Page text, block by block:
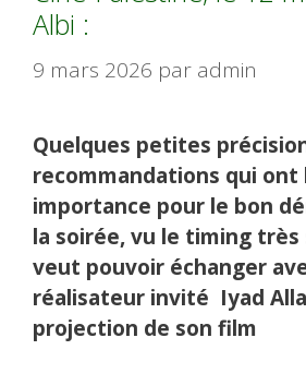
Albi :
9 mars 2026 par admin
Quelques petites
recommandations qui ont
importance pour le bon
la soirée, vu le timing très
veut pouvoir échanger
réalisateur invité Iyad
projection de son film